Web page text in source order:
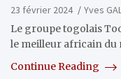
23 février 2024
Yves
Le groupe togolais
le meilleur africain du
Continue Reading